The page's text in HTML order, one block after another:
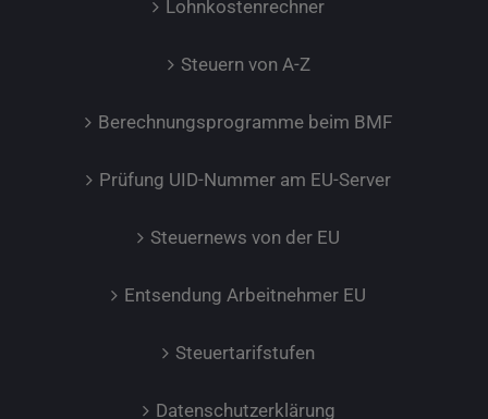
Lohnkostenrechner
Steuern von A-Z
Berechnungsprogramme beim BMF
Prüfung UID-Nummer am EU-Server
Steuernews von der EU
Entsendung Arbeitnehmer EU
Steuertarifstufen
Datenschutzerklärung